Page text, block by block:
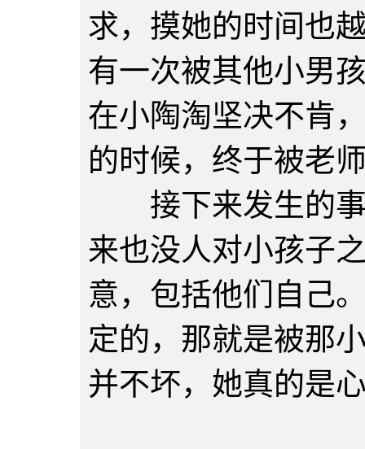
求，摸她的时间也
有一次被其他小男
在小陶淘坚决不肯
的时候，终于被老
接下来发生的事
来也没人对小孩子
意，包括他们自己
定的，那就是被那
并不坏，她真的是